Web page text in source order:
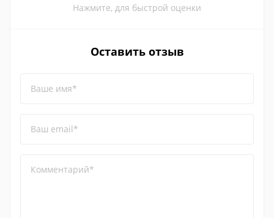
Нажмите, для быстрой оценки
Оставить отзыв
Ваше имя*
Ваш email*
Комментарий*